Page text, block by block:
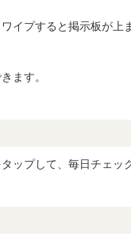
イプすると掲示板が上
ます。
ップして、毎日チェッ